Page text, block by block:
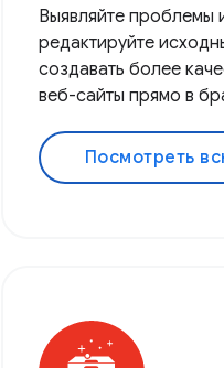
Выявляйте проблемы
редактируйте
создавать более
веб-сайты прямо в